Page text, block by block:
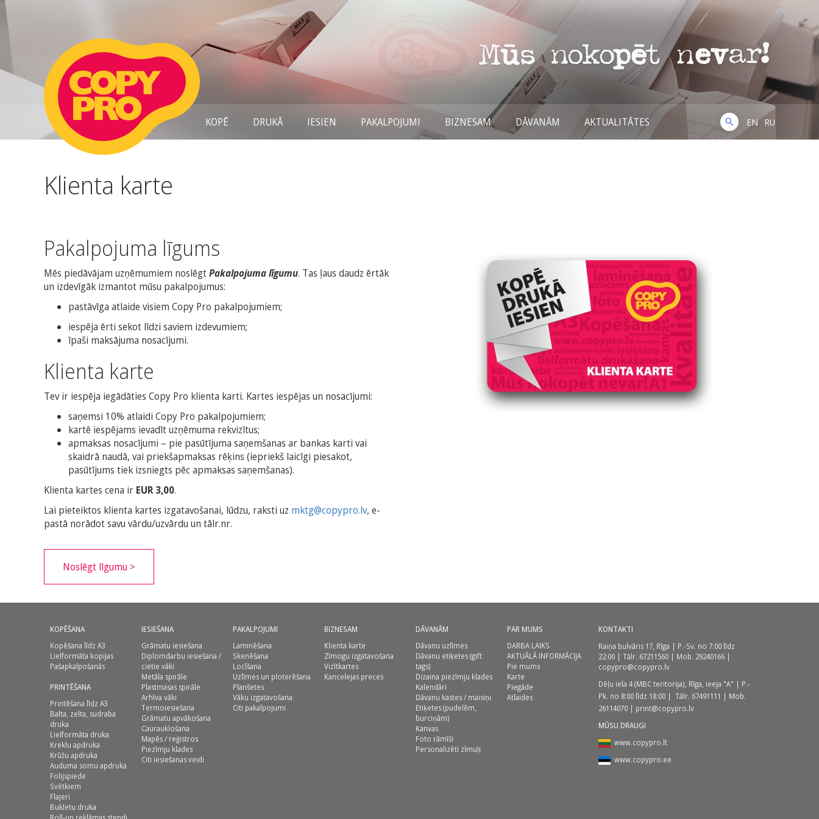
EN RU
KOPĒ DRUKĀ IESIEN PAKALPOJUMI BIZNESAM DĀVANĀM AKTUALITĀTES
Klienta karte
Pakalpojuma līgums
Mēs piedāvājam uzņēmumiem noslēgtPakalpojuma līgumu. Tas ļaus daudz ērtāk
un izdevīgāk izmantot mūsu pakalpojumus:
pastāvīga atlaide visiem Copy Pro pakalpojumiem;
iespēja ērti sekot līdzi saviem izdevumiem;
īpaši maksājuma nosacījumi.
Klienta karte
Tev ir iespēja iegādāties Copy Pro klienta karti. Kartes iespējas un nosacījumi:
saņemsi 10% atlaidi Copy Pro pakalpojumiem;
kartē iespējams ievadīt uzņēmuma rekvizītus;
apmaksas nosacījumi – pie pasūtījuma saņemšanas ar bankas karti vai
skaidrā naudā, vai priekšapmaksas rēķins (iepriekš laicīgi piesakot,
pasūtījums tiek izsniegts pēc apmaksas saņemšanas).
Klienta kartes cena ir EUR 3,00.
Lai pieteiktos klienta kartes izgatavošanai, lūdzu, raksti uz mktg@copypro.lv, e-
pastā norādot savu vārdu/uzvārdu un tālr.nr.
Noslēgt līgumu >
KOPĒŠANA
Kopēšana līdz A3
Lielformāta kopijas
Pašapkalpošanās
PRINTĒŠANA
Printēšana līdz A3
Balta, zelta, sudraba
druka
Lielformāta druka
Kreklu apdruka
Krūžu apdruka
Auduma somu apdruka
Folijspiede
Svētkiem
Flajeri
Bukletu druka
IESIEŠANA
Grāmatu iesiešana
Diplomdarbu iesiešana /
cietie vāki
Metāla spirāle
Plastmasas spirāle
Arhīva vāki
Termoiesiešana
Grāmatu apvākošana
Caurauklošana
Mapēs / reģistros
Piezīmju klades
Citi iesiešanas veidi
PAKALPOJUMI
Laminēšana
Skenēšana
Locīšana
Uzlīmes un ploterēšana
Planšetes
Vāku izgatavošana
Citi pakalpojumi
BIZNESAM
Klienta karte
Zīmogu izgatavošana
Vizītkartes
Kancelejas preces
DĀVANĀM
Dāvanu uzlīmes
Dāvanu etiķetes (gift
tags)
Dizaina piezīmju klades
Kalendāri
Dāvanu kastes / maisiņi
Etiķetes (pudelēm,
burciņām)
Kanvas
Foto rāmīši
Personalizēti zīmuļi
PAR MUMS
DARBA LAIKS
AKTUĀLĀ INFORMĀCIJA
Pie mums
Karte
Piegāde
Atlaides
KONTAKTI
Raiņa bulvāris 17, Rīga | P.-Sv. no 7:00 līdz
22:00 | Tālr. 67211560 | Mob. 29240166 |
copypro@copypro.lv
Dēļu iela 4 (MBC teritorija), Rīga, ieeja "A" | P.-
Pk. no 8:00 līdz 18:00 | Tālr. 67491111 | Mob.
26114070 | print@copypro.lv
MŪSU DRAUGI
www.copypro.lt
www.copypro.ee